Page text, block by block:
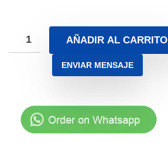
AÑADIR AL CARRITO
ENVIAR MENSAJE